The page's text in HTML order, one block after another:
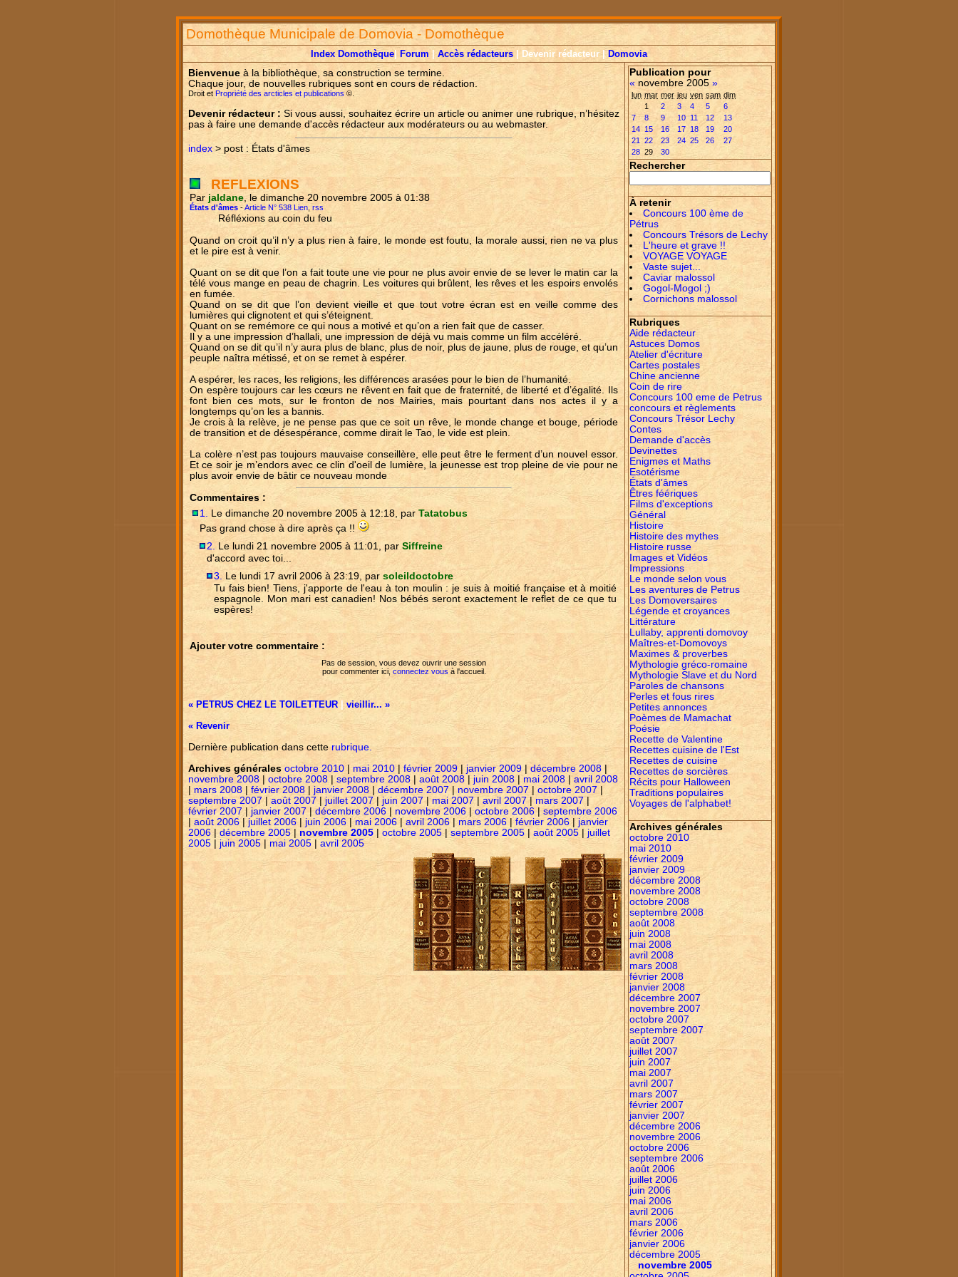
Domothèque Municipale de Domovia - Domothèque
Index Domothèque Forum Accès rédacteurs | Devenir rédacteur |Domovia
Bienvenue à la bibliothèque, sa construction se termine.
Chaque jour, de nouvelles rubriques sont en cours de rédaction.
Droit et Propriété des arcticles et publications ©.
Devenir rédacteur : Si vous aussi, souhaitez écrire un article ou animer une rubrique, n’hésitez
pas à faire une demande d'accès rédacteur aux modérateurs ou au webmaster.
index > post : États d'âmes
REFLEXIONS
Par jaldane , le dimanche 20 novembre 2005 à 01:38
États d'âmes -Article N° 538 Lien rss
Réfléxions au coin du feu
Quand on croit qu’il n’y a plus rien à faire, le monde est foutu, la morale aussi, rien ne va plus
et le pire est à venir.
Quant on se dit que l’on a fait toute une vie pour ne plus avoir envie de se lever le matin car la
télé vous mange en peau de chagrin. Les voitures qui brûlent, les rêves et les espoirs envolés
en fumée.
Quand on se dit que l’on devient vieille et que tout votre écran est en veille comme des
lumières qui clignotent et qui s’éteignent.
Quant on se remémore ce qui nous a motivé et qu’on a rien fait que de casser.
Il y a une impression d’hallali, une impression de déjà vu mais comme un film accéléré.
Quand on se dit qu’il n’y aura plus de blanc, plus de noir, plus de jaune, plus de rouge, et qu’un
peuple naîtra métissé, et on se remet à espérer.
A espérer, les races, les religions, les différences arasées pour le bien de l’humanité.
On espère toujours car les cœurs ne rêvent en fait que de fraternité, de liberté et d’égalité. Ils
font bien ces mots, sur le fronton de nos Mairies, mais pourtant dans nos actes il y a
longtemps qu’on les a bannis.
Je crois à la relève, je ne pense pas que ce soit un rêve, le monde change et bouge, période
de transition et de désespérance, comme dirait le Tao, le vide est plein.
La colère n’est pas toujours mauvaise conseillère, elle peut être le ferment d’un nouvel essor.
Et ce soir je m’endors avec ce clin d'oeil de lumière, la jeunesse est trop pleine de vie pour ne
plus avoir envie de bâtir ce nouveau monde
Commentaires :
1.
Le dimanche 20 novembre 2005 à 12:18, par Tatatobus
Pas grand chose à dire après ça !!
2.
Le lundi 21 novembre 2005 à 11:01, par Siffreine
d'accord avec toi...
3. Le lundi 17 avril 2006 à 23:19, par soleildoctobre
Tu fais bien! Tiens, j'apporte de l'eau à ton moulin : je suis à moitié française et à moitié
espagnole. Mon mari est canadien! Nos bébés seront exactement le reflet de ce que tu
espères!
Ajouter votre commentaire :
Pas de session, vous devez ouvrir une session
pour commenter ici, connectez vous à l'accueil.
« PETRUS CHEZ LE TOILETTEUR | vieillir... »
« Revenir
Dernière publication dans cette rubrique.
Archives générales octobre 2010 | mai 2010 | février 2009 | janvier 2009 | décembre 2008 |
novembre 2008 | octobre 2008 | septembre 2008 | août 2008 | juin 2008 | mai 2008 | avril 2008
| mars 2008 | février 2008 | janvier 2008 | décembre 2007 | novembre 2007 | octobre 2007 |
septembre 2007 | août 2007 | juillet 2007 | juin 2007 | mai 2007 | avril 2007| mars 2007 |
février 2007 | janvier 2007 | décembre 2006 | novembre 2006 |octobre 2006 | septembre 2006
| août 2006| juillet 2006 | juin 2006 |mai 2006 | avril 2006 | mars 2006 | février 2006 | janvier
2006 | décembre 2005 | novembre 2005 | octobre 2005| septembre 2005 | août 2005 | juillet
2005 | juin 2005 | mai 2005 | avril 2005
Publication pour
« novembre 2005 »
lun mar mer jeu ven sam dim
1
2 3 4 5
6
7
8 9 10 11 12
13
14 15 16 17 18 19
20
21
22 23 24 25 26
27
28 29 30
Rechercher
À retenir
Concours 100 ème de
Pétrus
Concours Trésors de Lechy
L'heure et grave !!
VOYAGE VOYAGE
Vaste sujet...
Caviar malossol
Gogol-Mogol ;)
Cornichons malossol
Rubriques
Aide rédacteur
Astuces Domos
Atelier d'écriture
Cartes postales
Chine ancienne
Coin de rire
Concours 100 eme de Petrus
concours et règlements
Concours Trésor Lechy
Contes
Demande d'accès
Devinettes
Enigmes et Maths
Esotérisme
États d'âmes
Êtres féériques
Films d'exceptions
Général
Histoire
Histoire des mythes
Histoire russe
Images et Vidéos
Impressions
Le monde selon vous
Les aventures de Petrus
Les Domoversaires
Légende et croyances
Littérature
Lullaby, apprenti domovoy
Maîtres-et-Domovoys
Maximes & proverbes
Mythologie gréco-romaine
Mythologie Slave et du Nord
Paroles de chansons
Perles et fous rires
Petites annonces
Poèmes de Mamachat
Poésie
Recette de Valentine
Recettes cuisine de l'Est
Recettes de cuisine
Recettes de sorcières
Récits pour Halloween
Traditions populaires
Voyages de l'alphabet!
Archives générales
octobre 2010
mai 2010
février 2009
janvier 2009
décembre 2008
novembre 2008
octobre 2008
septembre 2008
août 2008
juin 2008
mai 2008
avril 2008
mars 2008
février 2008
janvier 2008
décembre 2007
novembre 2007
octobre 2007
septembre 2007
août 2007
juillet 2007
juin 2007
mai 2007
avril 2007
mars 2007
février 2007
janvier 2007
décembre 2006
novembre 2006
octobre 2006
septembre 2006
août 2006
juillet 2006
juin 2006
mai 2006
avril 2006
mars 2006
février 2006
janvier 2006
décembre 2005
novembre 2005